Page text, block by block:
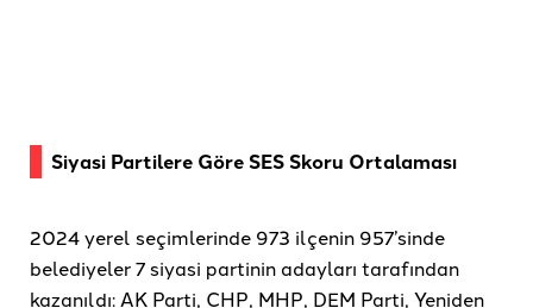
Siyasi Partilere Göre SES Skoru Ortalaması
2024 yerel seçimlerinde 973 ilçenin 957’sinde
belediyeler 7 siyasi partinin adayları tarafından
kazanıldı: AK Parti, CHP, MHP, DEM Parti, Yeniden